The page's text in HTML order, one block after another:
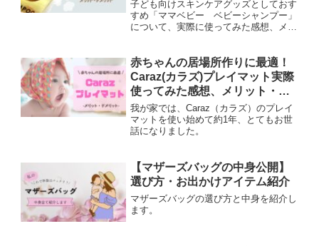
子ども向けスキンケアグッズとしておす
すめ「ママベビー ベビーシャンプー」
について、実際に使ってみた感想、メリ
赤ちゃんの居場所作りに最適！
Caraz(カラズ)プレイマット実際
使ってみた感想、メリット・デ
メリット
我が家では、Caraz（カラズ）のプレイ
マットを使い始めて約1年、とてもお世
話になりました。
【マザーズバッグの中身公開】
選び方・お出かけアイテム紹介
マザーズバッグの選び方と中身を紹介し
ます。